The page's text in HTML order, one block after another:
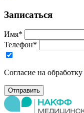
Записаться
Имя*
Телефон*
Согласие на обработку